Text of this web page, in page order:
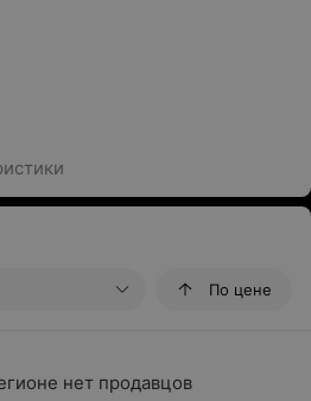
По цене
нет продавцов